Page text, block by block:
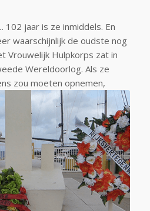
102 jaar is ze inmiddels. En
waarschijnlijk de oudste nog
Vrouwelijk Hulpkorps zat in
Wereldoorlog. Als ze
zou moeten opnemen,